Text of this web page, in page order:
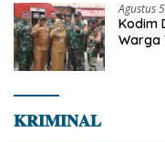
Agustus
Kodim
Warga
𝐊𝐑𝐈𝐌𝐈𝐍𝐀𝐋